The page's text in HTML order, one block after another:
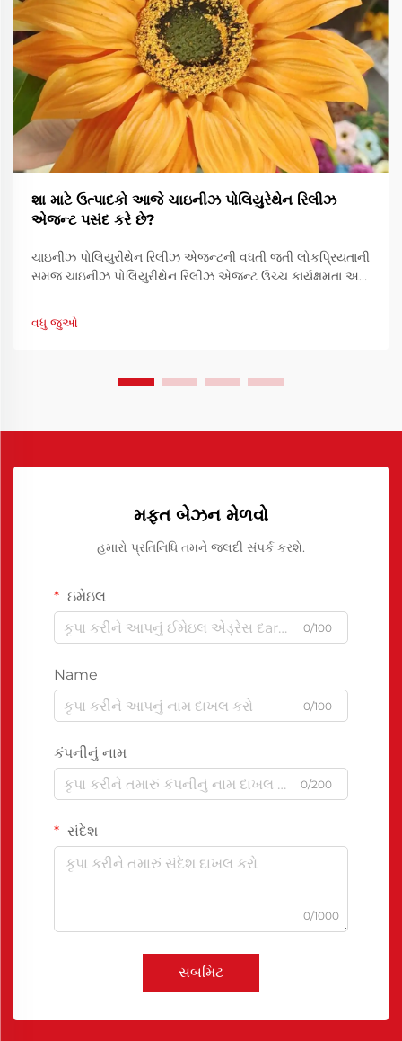
શા માટે ઉત્પાદકો આજે ચાઇનીઝ પોલિયુરેથેન રિલીઝ
એજન્ટ પસંદ કરે છે?
ચાઇનીઝ પોલિયુરીથેન રિલીઝ એજન્ટની વધતી જતી લોકપ્રિયતાની
સમજ ચાઇનીઝ પોલિયુરીથેન રિલીઝ એજન્ટ ઉચ્ચ કાર્યક્ષમતા અને
વધુને વધુ પસંદ કરવામાં આવી રહ્યો છે. કારણ કે ઉદ્યોગોમાં...
વધુ જુઓ
મફત બેઝન મેળવો
હમારો પ્રતિનિધિ તમને જલદી સંપર્ક કરશે.
ઇમેઇલ
0/100
Name
0/100
કંપનીનું નામ
0/200
સંદેશ
0/1000
સબમિટ